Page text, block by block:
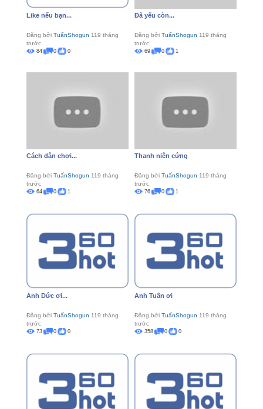
Like nếu bạn...
Đăng bởi TuấnShogun 119 tháng
trước
84 0 0
Đã yếu còn...
Đăng bởi TuấnShogun 119 tháng
trước
69 0 1
Cách dân chơi...
Đăng bởi TuấnShogun 119 tháng
trước
64 0 1
Thanh niên cứng
Đăng bởi TuấnShogun 119 tháng
trước
76 0 1
Anh Dức ơi...
Đăng bởi TuấnShogun 119 tháng
trước
73 0 0
Anh Tuấn ơi
Đăng bởi TuấnShogun 119 tháng
trước
358 0 0